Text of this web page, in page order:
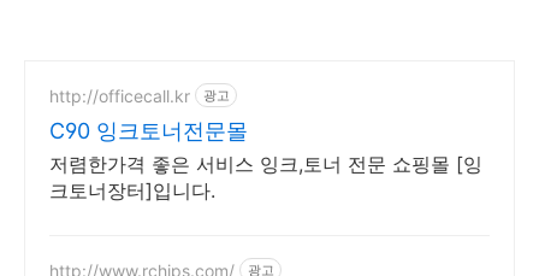
http://officecall.kr 광고
C90 잉크토너전문몰
저렴한가격 좋은 서비스 잉크,토너 전문 쇼핑몰 [잉
크토너장터]입니다.
http://www.rchips.com/ 광고